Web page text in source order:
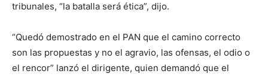
tribunales, “la batalla será ética”, dijo.
“Quedó demostrado en el PAN que el camino correcto
son las propuestas y no el agravio, las ofensas, el odio o
el rencor” lanzó el dirigente, quien demandó que el